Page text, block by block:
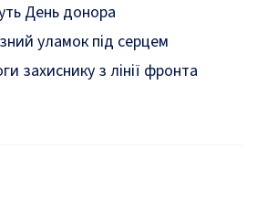
День донора
уламок під серцем
захиснику з лінії фронта